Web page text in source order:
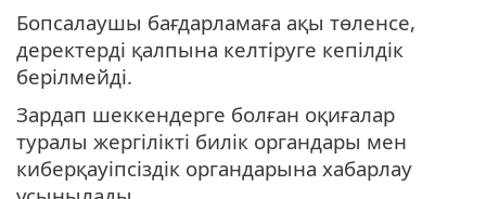
Бопсалаушы бағдарламаға ақы төленсе,
деректерді қалпына келтіруге кепілдік
берілмейді.
Зардап шеккендерге болған оқиғалар
туралы жергілікті билік органдары мен
киберқауіпсіздік органдарына хабарлау